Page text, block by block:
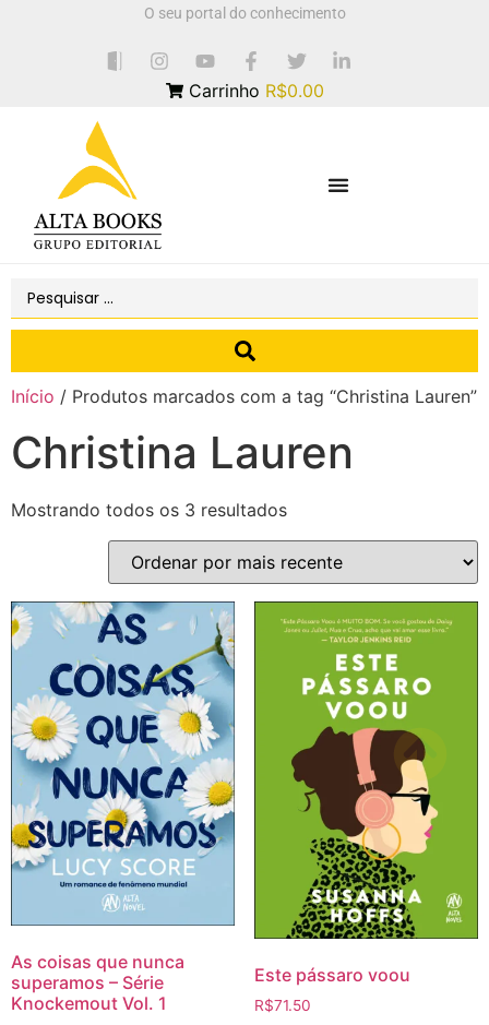
O seu portal do conhecimento
Carrinho R$0.00
Início / Produtos marcados com a tag “Christina Lauren”
Christina Lauren
Mostrando todos os 3 resultados
As coisas que nunca
superamos – Série
Knockemout Vol. 1
Este pássaro voou
R$71.50